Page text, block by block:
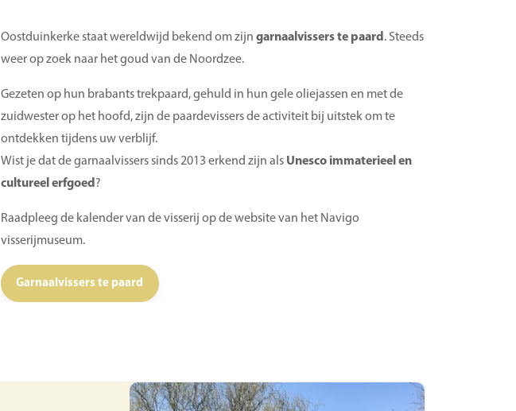
Oostduinkerke staat wereldwijd bekend om zijn garnaalvissers te paard . Steeds
weer op zoek naar het goud van de Noordzee.
Gezeten op hun brabants trekpaard, gehuld in hun gele oliejassen en met de
zuidwester op het hoofd, zijn de paardevissers de activiteit bij uitstek om te
ontdekken tijdens uw verblijf.
Wist je dat de garnaalvissers sinds 2013 erkend zijn als Unesco immaterieel en
cultureel erfgoed ?
Raadpleeg de kalender van de visserij op de website van het Navigo
visserijmuseum.
Garnaalvissers te paard